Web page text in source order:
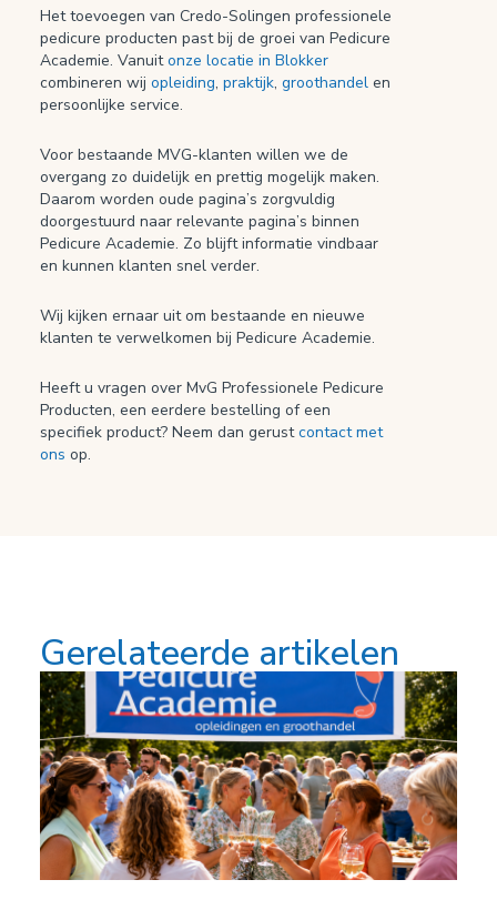
Het toevoegen van Credo-Solingen professionele
pedicure producten past bij de groei van Pedicure
Academie. Vanuitonze locatie in Blokker
combineren wij opleiding, praktijk, groothandelen
persoonlijke service.
Voor bestaande MVG-klanten willen we de
overgang zo duidelijk en prettig mogelijk maken.
Daarom worden oude pagina’s zorgvuldig
doorgestuurd naar relevante pagina’s binnen
Pedicure Academie. Zo blijft informatie vindbaar
en kunnen klanten snel verder.
Wij kijken ernaar uit om bestaande en nieuwe
klanten te verwelkomen bij Pedicure Academie.
Heeft u vragen over MvG Professionele Pedicure
Producten, een eerdere bestelling of een
specifiek product? Neem dan gerustcontact met
ons op.
Gerelateerde artikelen